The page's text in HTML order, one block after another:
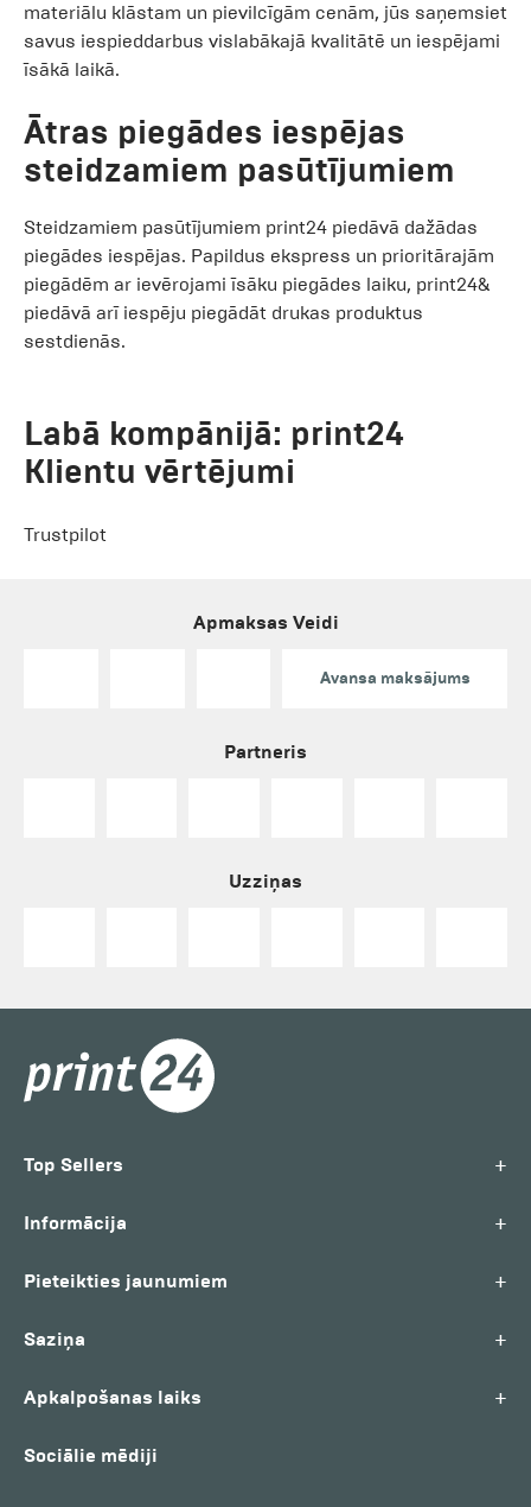
materiālu klāstam un pievilcīgām cenām, jūs saņemsiet
savus iespieddarbus vislabākajā kvalitātē un iespējami
īsākā laikā.
Ātras piegādes iespējas
steidzamiem pasūtījumiem
Steidzamiem pasūtījumiem print24 piedāvā dažādas
piegādes iespējas. Papildus ekspress un prioritārajām
piegādēm ar ievērojami īsāku piegādes laiku, print24&
piedāvā arī iespēju piegādāt drukas produktus
sestdienās.
Labā kompānijā: print24
Klientu vērtējumi
Trustpilot
Apmaksas Veidi
Avansa maksājums
Partneris
Uzziņas
Top Sellers +
Informācija +
Pieteikties jaunumiem +
Saziņa +
Apkalpošanas laiks +
Sociālie mēdiji